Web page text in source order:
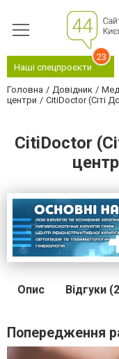
Наші спецпроєкти
23
Головна Довідник
центри
CitiDoctor (Сіті
CitiDoctor
Опис Відгуки
Попередження